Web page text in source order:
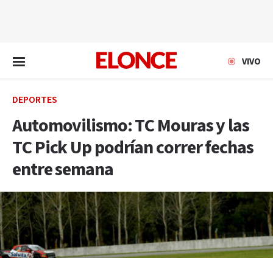
VIVO
DEPORTES
Automovilismo: TC Mouras y las
TC Pick Up podrían correr fechas
entre semana